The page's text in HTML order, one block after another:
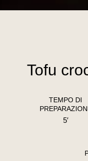
Tofu
TEMPO DI
5′